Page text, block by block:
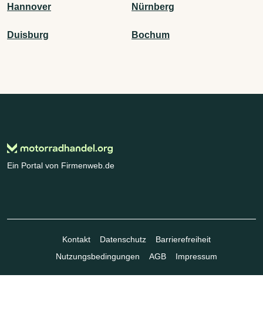
Hannover Nürnberg
Duisburg Bochum
Ein Portal von Firmenweb.de
Kontakt Datenschutz
Barrierefreiheit
Nutzungsbedingungen
AGB Impressum